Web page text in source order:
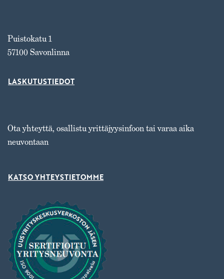
Puistokatu 1
57100 Savonlinna
LASKUTUSTIEDOT
Ota yhteyttä, osallistu yrittäjyysinfoon tai varaa aika
neuvontaan
KATSO YHTEYSTIETOMME